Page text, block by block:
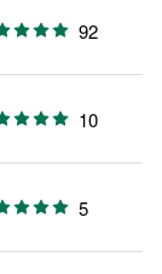
92
10
5